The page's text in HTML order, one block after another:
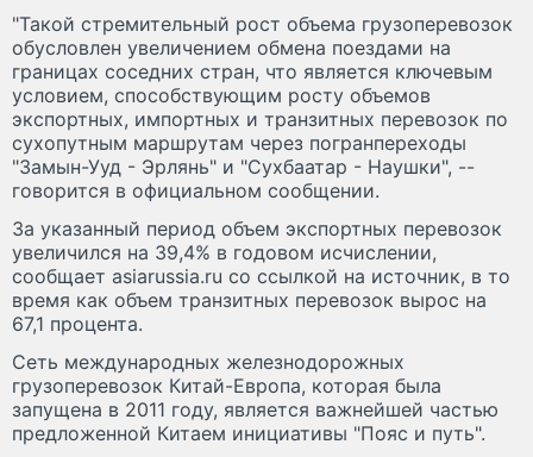
"Такой стремительный рост объема грузоперевозок
обусловлен увеличением обмена поездами на
границах соседних стран, что является ключевым
условием, способствующим росту объемов
экспортных, импортных и транзитных перевозок по
сухопутным маршрутам через погранпереходы
"Замын-Ууд - Эрлянь" и "Сухбаатар - Наушки", --
говорится в официальном сообщении.
За указанный период объем экспортных перевозок
увеличился на 39,4% в годовом исчислении,
сообщает asiarussia.ru со ссылкой на источник, в то
время как объем транзитных перевозок вырос на
67,1 процента.
Сеть международных железнодорожных
грузоперевозок Китай-Европа, которая была
запущена в 2011 году, является важнейшей частью
предложенной Китаем инициативы "Пояс и путь".